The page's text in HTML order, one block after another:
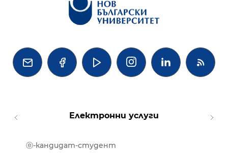
   
Електронни услуги
ⓔ-кандидат-студент